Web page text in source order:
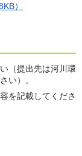
）
（提出先は河川環
い）。
を記載してくださ